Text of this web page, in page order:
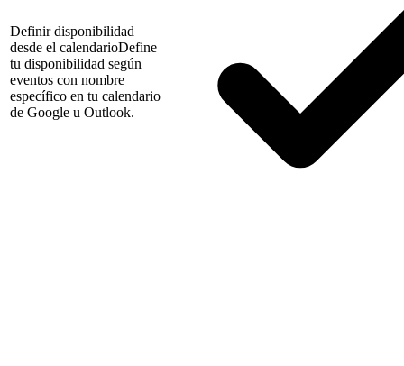
Definir disponibilidad
desde el calendarioDefine
tu disponibilidad según
eventos con nombre
específico en tu calendario
de Google u Outlook.